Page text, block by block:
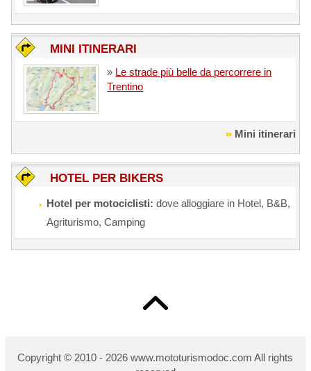
MINI ITINERARI
» Le strade più belle da percorrere in
Trentino
Mini itinerari
HOTEL PER BIKERS
Hotel per motociclisti: dove alloggiare in Hotel, B&B,
Agriturismo, Camping
Copyright © 2010 - 2026 www.mototurismodoc.com All rights